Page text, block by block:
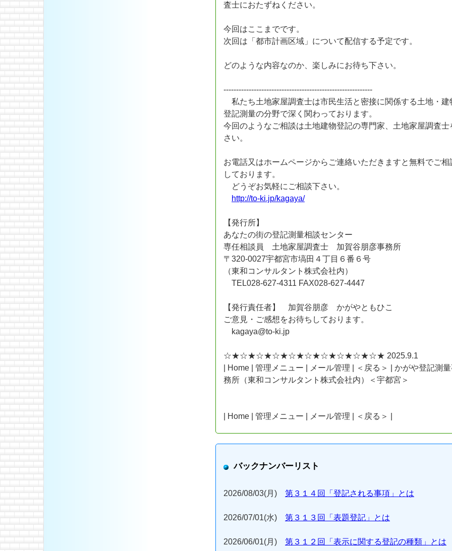
査士におたずねください。
今回はここまでです。
次回は「都市計画区域」について配信する予定です。
どのような内容なのか、楽しみにお待ち下さい。
-----------------------------------------------------------
私たち土地家屋調査士は市民生活と密接に関係する土地・建
登記測量の分野で深く関わっております。
今回のようなご相談は土地建物登記の専門家、土地家屋調査士
さい。
お電話又はホームページからご連絡いただきますと無料でご相
しております。
どうぞお気軽にご相談下さい。
http://to-ki.jp/kagaya/
【発行所】
あなたの街の登記測量相談センター
専任相談員 土地家屋調査士 加賀谷朋彦事務所
〒320-0027宇都宮市塙田４丁目６番６号
（東和コンサルタント株式会社内）
TEL028-627-4311 FAX028-627-4447
【発行責任者】 加賀谷朋彦 かがやともひこ
ご意見・ご感想をお待ちしております。
kagaya@to-ki.jp
☆★☆★☆★☆★☆★☆★☆★☆★☆★☆★ 2025.9.1
| Home | 管理メニュー | メール管理 | ＜戻る＞ | かがや登記測
務所（東和コンサルタント株式会社内）＜宇都宮＞
| Home | 管理メニュー | メール管理 | ＜戻る＞ |
バックナンバーリスト
2026/08/03(月)第３１４回「登記される事項」とは
2026/07/01(水)第３１３回「表題登記」とは
2026/06/01(月)第３１２回「表示に関する登記の種類」とは